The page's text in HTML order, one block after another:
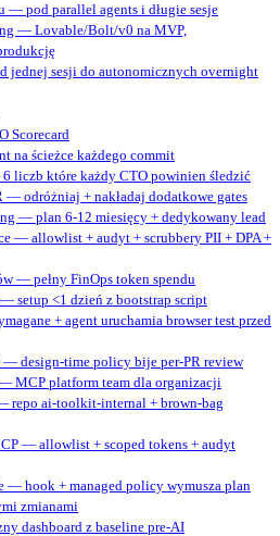
— pod parallel agents i długie sesje
— Lovable/Bolt/v0 na MVP,
jednej sesji do autonomicznych overnight
Scorecard
na ścieżce każdego commit
liczb które każdy CTO powinien śledzić
— odróżniaj + nakładaj dodatkowe gates
— plan 6-12 miesięcy + dedykowany lead
— allowlist + audyt + scrubbery PII + DPA +
— pełny FinOps token spendu
setup <1 dzień z bootstrap script
+ agent uruchamia browser test przed
— design-time policy bije per-PR review
MCP platform team dla organizacji
repo ai-toolkit-internal + brown-bag
— allowlist + scoped tokens + audyt
— hook + managed policy wymusza plan
zmianami
dashboard z baseline pre-AI